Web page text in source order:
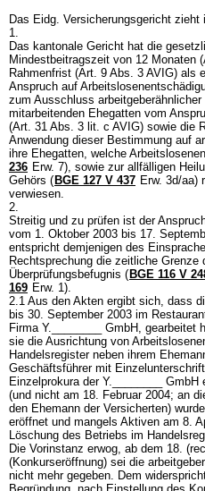
Das Eidg. Versicherungsgericht zieht
1.
Das kantonale Gericht hat die
Mindestbeitragszeit von 12 Monaten (
Rahmenfrist (Art. 9 Abs. 3 AVIG) als
Anspruch auf
zum Ausschluss
mitarbeitenden Ehegatten vom
(Art. 31 Abs. 3 lit. c AVIG) sowie die
Anwendung dieser Bestimmung auf
ihre Ehegatten, welche
236 Erw. 7), sowie zur allfälligen
Gehörs ( BGE 127 V 437 Erw. 3d/aa)
verwiesen.
2.
Streitig und zu prüfen ist der
vom 1. Oktober 2003 bis 17.
entspricht demjenigen des
Rechtsprechung die zeitliche Grenze
Überprüfungsbefugnis ( BGE 116 V
169 Erw. 1).
2.1 Aus den Akten ergibt sich, dass
bis 30. September 2003 im
Firma Y.________ GmbH, gearbeitet
sie die Ausrichtung von
Handelsregister neben ihrem
Geschäftsführer mit
Einzelprokura der Y.________
(und nicht am 18. Februar 2004; an
den Ehemann der Versicherten)
eröffnet und mangels Aktiven am 8.
Löschung des Betriebs im
Die Vorinstanz erwog, ab dem 18.
(Konkurseröffnung) sei die
nicht mehr gegeben. Dem